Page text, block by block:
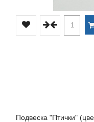
Подвеска "Птички"